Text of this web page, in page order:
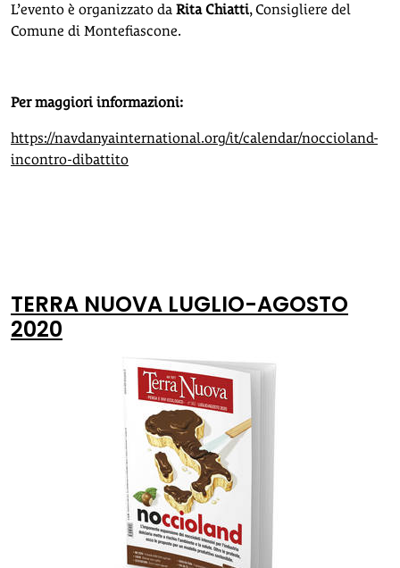
L’evento è organizzato da Rita Chiatti, Consigliere del
Comune di Montefiascone.
Per maggiori informazioni:
https://navdanyainternational.org/it/calendar/noccioland-
incontro-dibattito
TERRA NUOVA LUGLIO-AGOSTO
2020